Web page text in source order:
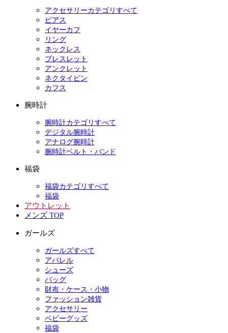
アクセサリーカテゴリすべて
ピアス
イヤーカフ
リング
ネックレス
ブレスレット
アンクレット
ネクタイピン
カフス
腕時計
腕時計カテゴリすべて
デジタル腕時計
アナログ腕時計
腕時計ベルト・バンド
福袋
福袋カテゴリすべて
福袋
アウトレット
メンズ TOP
ガールズ
ガールズすべて
アパレル
シューズ
バッグ
財布・ケース・小物
ファッション雑貨
アクセサリー
ベビーグッズ
福袋